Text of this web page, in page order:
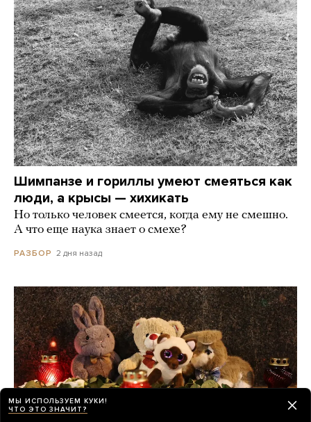
Шимпанзе и гориллы умеют смеяться как
люди, а крысы — хихикать
Но только человек смеется, когда ему не смешно.
А что еще наука знает о смехе?
РАЗБОР 2 дня назад
МЫ ИСПОЛЬЗУЕМ КУКИ!
ЧТО ЭТО ЗНАЧИТ?